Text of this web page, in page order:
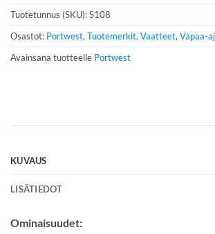
n
u
m
e
r
Tuotetunnus (SKU):S108
Osastot: Portwest, Tuotemerkit, Vaatteet, Vapaa-
Avainsana tuotteelle Portwest
KUVAUS
LISÄTIEDOT
Ominaisuudet: